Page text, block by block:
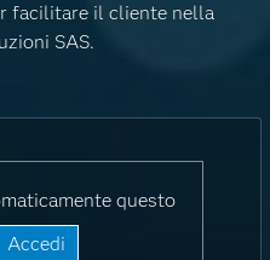
facilitare il cliente nella
SAS.
questo
Accedi